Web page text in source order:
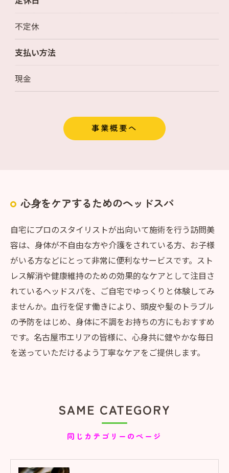
不定休
支払い方法
現金
事業概要へ
心身をケアするためのヘッドスパ
自宅にプロのスタイリストが出向いて施術を行う訪問美
容は、身体が不自由な方や介護をされている方、お子様
がいる方などにとって非常に便利なサービスです。スト
レス解消や健康維持のための効果的なケアとして注目さ
れているヘッドスパを、ご自宅でゆっくりと体験してみ
ませんか。血行を促す働きにより、頭皮や髪のトラブル
の予防をはじめ、身体に不調をお持ちの方にもおすすめ
です。名古屋市エリアの皆様に、心身共に健やかな毎日
を送っていただけるよう丁寧なケアをご提供します。
同じカテゴリーのページ
SAME CATEGORY